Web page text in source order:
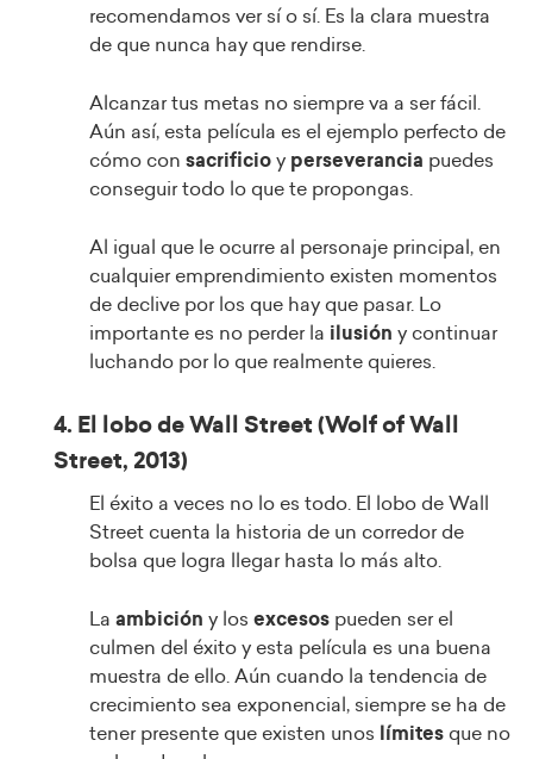
recomendamos ver sí o sí. Es la clara muestra
de que nunca hay que rendirse.
Alcanzar tus metas no siempre va a ser fácil.
Aún así, esta película es el ejemplo perfecto de
cómo con sacrificio y perseverancia puedes
conseguir todo lo que te propongas.
Al igual que le ocurre al personaje principal, en
cualquier emprendimiento existen momentos
de declive por los que hay que pasar. Lo
importante es no perder la ilusión y continuar
luchando por lo que realmente quieres.
4. El lobo de Wall Street (Wolf of Wall
Street, 2013)
El éxito a veces no lo es todo. El lobo de Wall
Street cuenta la historia de un corredor de
bolsa que logra llegar hasta lo más alto.
La ambición y los excesos pueden ser el
culmen del éxito y esta película es una buena
muestra de ello. Aún cuando la tendencia de
crecimiento sea exponencial, siempre se ha de
tener presente que existen unos límites que no